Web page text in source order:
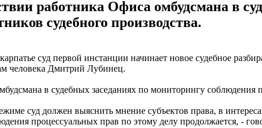
работника Офиса омбудсмана в
судебного производства.
суд первой инстанции начинает новое судебное
человека Дмитрий Лубинец.
в судебных заседаниях по мониторингу соблюдения
суд должен выяснить мнение субъектов права, в
процессуальных прав по этому делу продолжается, -